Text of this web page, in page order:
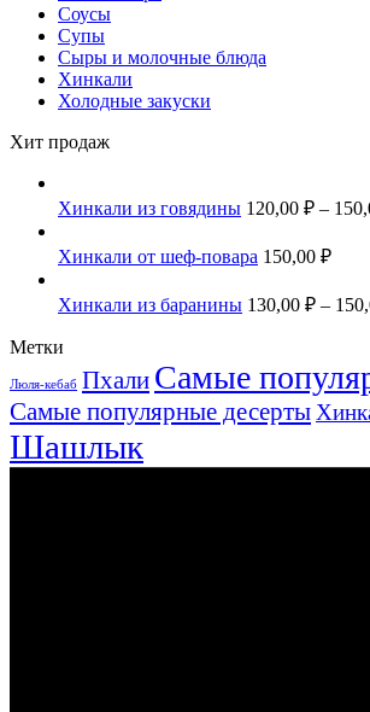
Соусы
Супы
Сыры и молочные блюда
Хинкали
Холодные закуски
Хит продаж
Хинкали из говядины 120,00 ₽ –
Хинкали от шеф-повара 150,00 ₽
Хинкали из баранины 130,00 ₽ –
Метки
Люля-кебаб Пхали Самые
Самые популярные десерты
Шашлык